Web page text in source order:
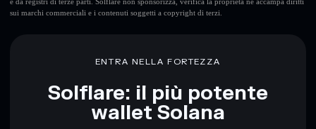
sui marchi commerciali e i contenuti soggetti a copyright di terzi.
ENTRA NELLA FORTEZZA
Solflare: il più potente
wallet Solana